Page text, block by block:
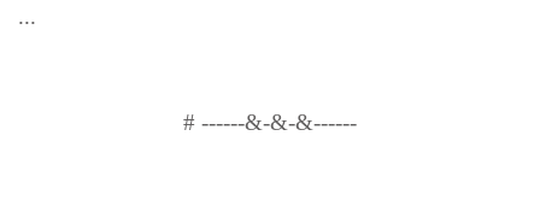
...
# ------&-&-&------